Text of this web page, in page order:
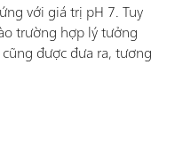
với giá trị pH 7. Tuy
trường hợp lý tưởng
được đưa ra, tương